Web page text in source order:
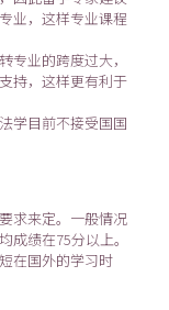
业，这样专业课程
专业的跨度过大，
持，这样更有利于
学目前不接受国国
求来定。一般情况
绩在75分以上。
在国外的学习时